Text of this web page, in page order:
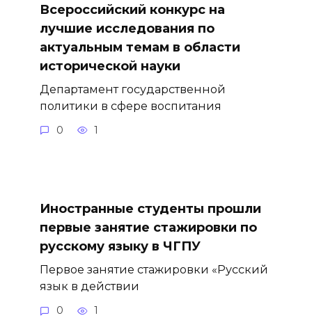
Всероссийский конкурс на
лучшие исследования по
актуальным темам в области
исторической науки
Департамент государственной
политики в сфере воспитания
0 1
Иностранные студенты прошли
первые занятие стажировки по
русскому языку в ЧГПУ
Первое занятие стажировки «Русский
язык в действии
0 1